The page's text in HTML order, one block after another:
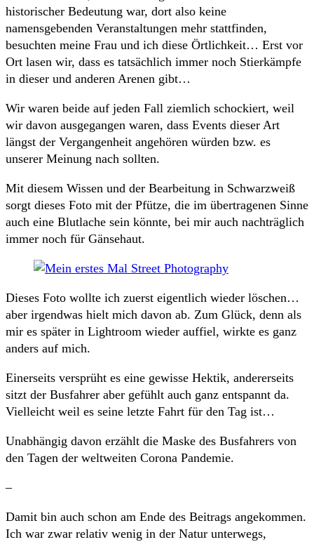
historischer Bedeutung war, dort also keine
namensgebenden Veranstaltungen mehr stattfinden,
besuchten meine Frau und ich diese Örtlichkeit… Erst vor
Ort lasen wir, dass es tatsächlich immer noch Stierkämpfe
in dieser und anderen Arenen gibt…
Wir waren beide auf jeden Fall ziemlich schockiert, weil
wir davon ausgegangen waren, dass Events dieser Art
längst der Vergangenheit angehören würden bzw. es
unserer Meinung nach sollten.
Mit diesem Wissen und der Bearbeitung in Schwarzweiß
sorgt dieses Foto mit der Pfütze, die im übertragenen Sinne
auch eine Blutlache sein könnte, bei mir auch nachträglich
immer noch für Gänsehaut.
Dieses Foto wollte ich zuerst eigentlich wieder löschen…
aber irgendwas hielt mich davon ab. Zum Glück, denn als
mir es später in Lightroom wieder auffiel, wirkte es ganz
anders auf mich.
Einerseits versprüht es eine gewisse Hektik, andererseits
sitzt der Busfahrer aber gefühlt auch ganz entspannt da.
Vielleicht weil es seine letzte Fahrt für den Tag ist…
Unabhängig davon erzählt die Maske des Busfahrers von
den Tagen der weltweiten Corona Pandemie.
–
Damit bin auch schon am Ende des Beitrags angekommen.
Ich war zwar relativ wenig in der Natur unterwegs,